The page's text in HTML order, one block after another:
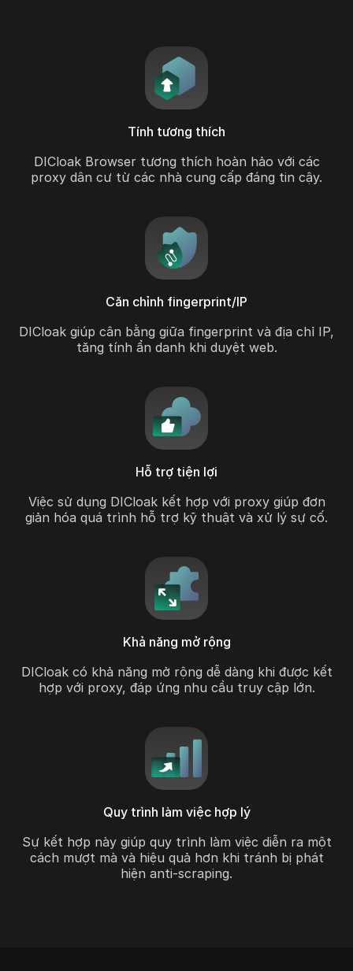
Tính tương thích
DICloak Browser tương thích hoàn hảo với các
proxy dân cư từ các nhà cung cấp đáng tin cậy.
Căn chỉnh fingerprint/IP
DICloak giúp cân bằng giữa fingerprint và địa chỉ IP,
tăng tính ẩn danh khi duyệt web.
Hỗ trợ tiện lợi
Việc sử dụng DICloak kết hợp với proxy giúp đơn
giản hóa quá trình hỗ trợ kỹ thuật và xử lý sự cố.
Khả năng mở rộng
DICloak có khả năng mở rộng dễ dàng khi được kết
hợp với proxy, đáp ứng nhu cầu truy cập lớn.
Quy trình làm việc hợp lý
Sự kết hợp này giúp quy trình làm việc diễn ra một
cách mượt mà và hiệu quả hơn khi tránh bị phát
hiện anti-scraping.